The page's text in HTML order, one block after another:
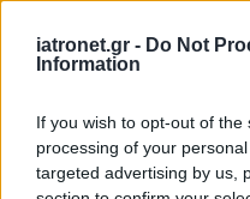
iatronet.gr - Do Not
Information
If you wish to opt-out of
processing of your
targeted advertising by us,